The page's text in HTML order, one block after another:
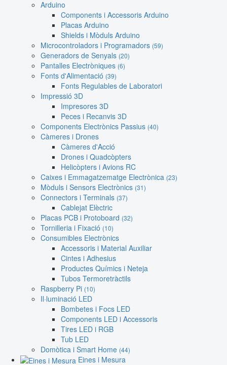
Arduino
Components i Accessoris Arduino
Placas Arduino
Shields i Mòduls Arduino
Microcontroladors i Programadors (59)
Generadors de Senyals (20)
Pantalles Electròniques (6)
Fonts d'Alimentació (39)
Fonts Regulables de Laboratori
Impressió 3D
Impresores 3D
Peces i Recanvis 3D
Components Electrònics Passius (40)
Càmeres i Drones
Càmeres d'Acció
Drones i Quadcòpters
Helicòpters i Avions RC
Caixes i Emmagatzematge Electrònica (23)
Mòduls i Sensors Electrònics (31)
Connectors i Terminals (37)
Cablejat Elèctric
Placas PCB i Protoboard (32)
Tornilleria i Fixació (10)
Consumibles Electrònics
Accessoris i Material Auxiliar
Cintes i Adhesius
Productes Químics i Neteja
Tubos Termoretràctils
Raspberry Pi (10)
Il·luminació LED
Bombetes i Focs LED
Components LED i Accessoris
Tires LED i RGB
Tub LED
Domòtica i Smart Home (44)
Eines i Mesura